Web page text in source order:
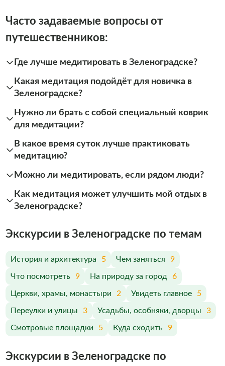
Часто задаваемые вопросы от
путешественников:
Где лучше медитировать в Зеленоградске?
Какая медитация подойдёт для новичка в
Зеленоградске?
Нужно ли брать с собой специальный коврик
для медитации?
В какое время суток лучше практиковать
медитацию?
Можно ли медитировать, если рядом люди?
Как медитация может улучшить мой отдых в
Зеленоградске?
Экскурсии в Зеленоградске по темам
История и архитектура 5 Чем заняться 9
Что посмотреть 9 На природу за город 6
Церкви, храмы, монастыри 2 Увидеть главное 5
Переулки и улицы 3 Усадьбы, особняки, дворцы 3
Смотровые площадки 5 Куда сходить 9
Экскурсии в Зеленоградске по